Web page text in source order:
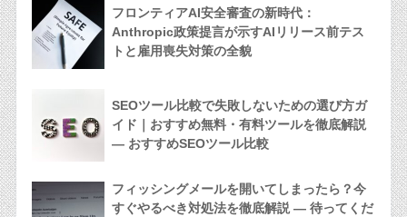
フロンティアAI安全審査の新時代：
Anthropic政策提言が示すAIリリース前テス
トと雇用喪失対策の全貌
SEOツール比較で失敗しないための選び方ガ
イド｜おすすめ無料・有料ツールを徹底解説
— おすすめSEOツール比較
フィッシングメールを開いてしまったら？今
すぐやるべき対処法を徹底解説 — 待ってくだ